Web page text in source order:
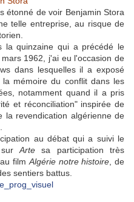
étonné de voir Benjamin Stora
telle entreprise, au risque de
la quinzaine qui a précédé le
1962, j'ai eu l'occasion de
dans lesquelles il a exposé
mémoire du conflit dans les
notamment quand il a pris
et réconciliation" inspirée de
revendication algérienne de
au débat qui a suivi le
surArte sa participation très
film Algérie notre histoire , de
sentiers battus.